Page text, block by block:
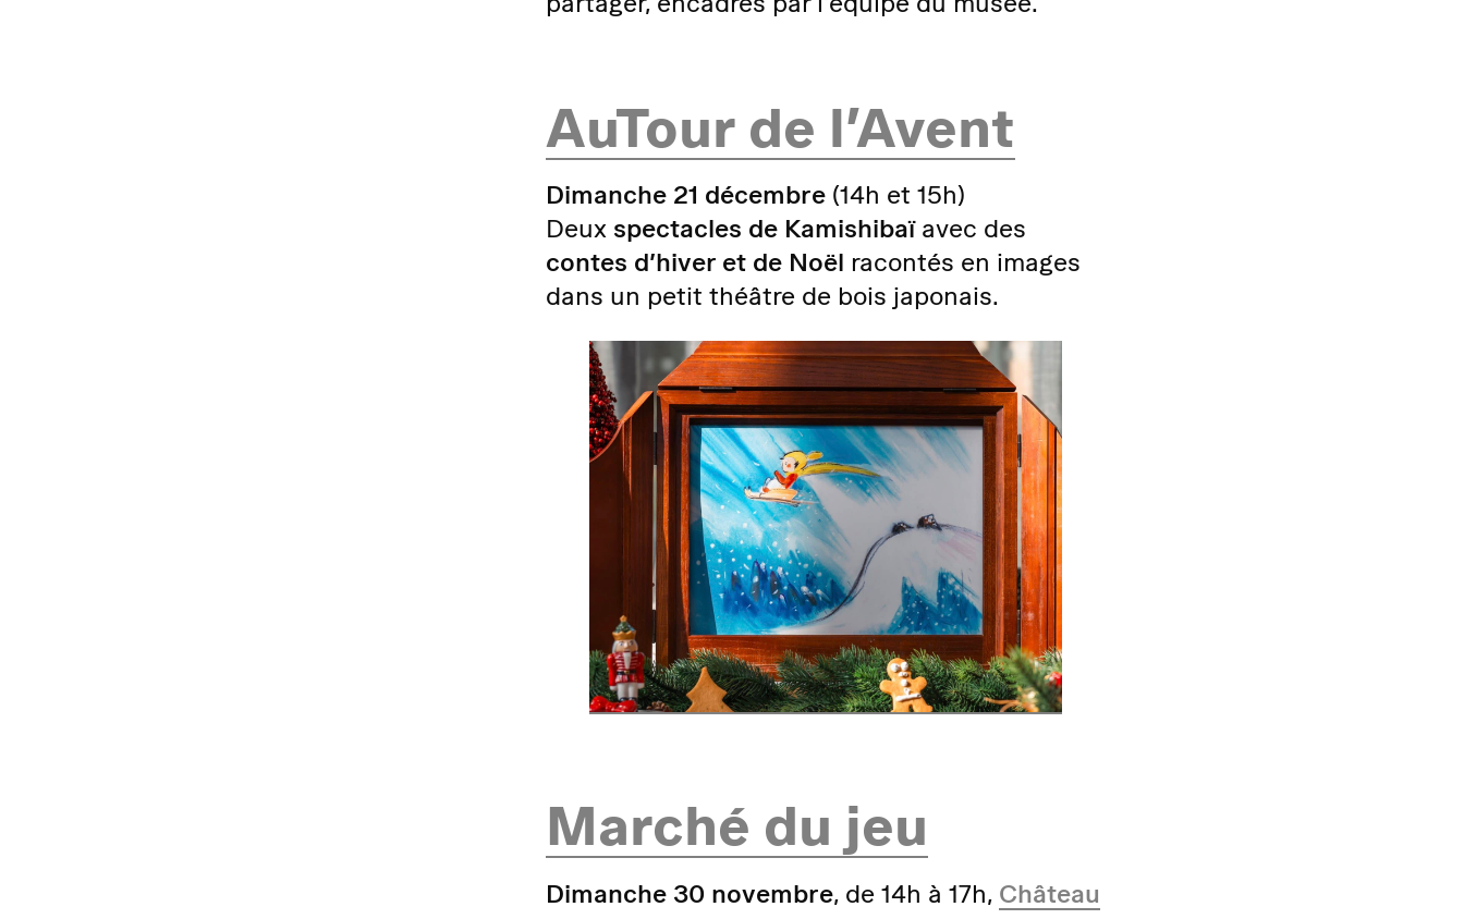
AuTour de l’Avent
Dimanche 21 décembre(14h et 15h)
Deux spectacles de Kamishibaïavec des
contes d’hiver et de Noël racontés en images
dans un petit théâtre de bois japonais.
Marché du jeu
Dimanche 30 novembre, de 14h à 17h, Château